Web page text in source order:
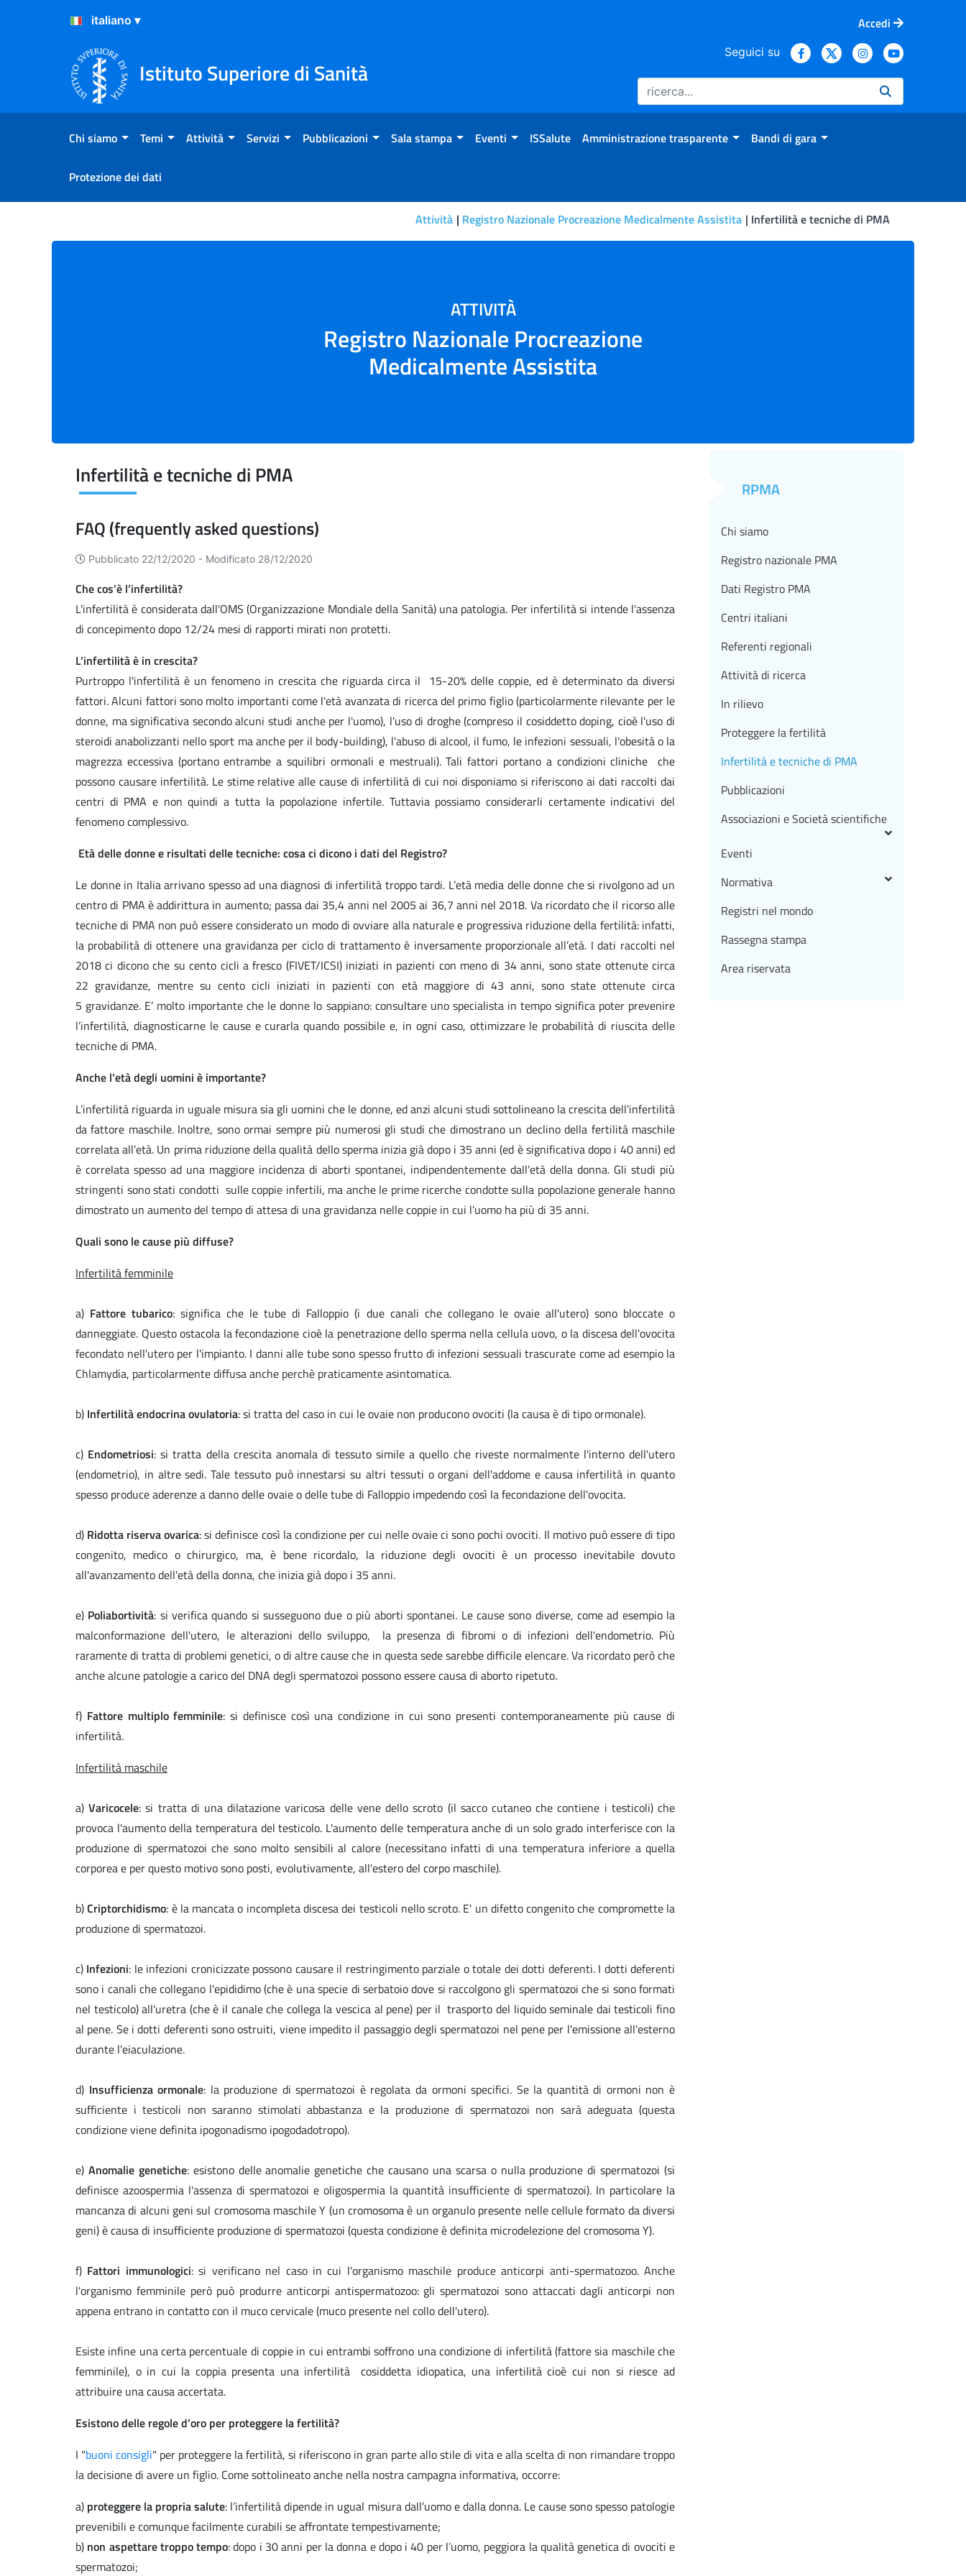
Salta al Contenuto
Salta al Footer
Accedi
Istituto Superiore di Sanità
Seguici su
Chi siamo Temi Attività Servizi Pubblicazioni Sala stampa Eventi ISSalute Amministrazione trasparente Bandi di gara
Protezione dei dati
Attività Registro Nazionale Procreazione Medicalmente Assistita Infertilità e tecniche di PMA
FAQ (frequently asked questions)
ATTIVITÀ
Registro Nazionale Procreazione
Medicalmente Assistita
Infertilità e tecniche di PMA
FAQ (frequently asked questions)
Pubblicato 22/12/2020 - Modificato 28/12/2020
Che cos’è l’infertilità?
L'infertilità è considerata dall'OMS (Organizzazione Mondiale della Sanità) una patologia. Per infertilità si intende l'assenza
di concepimento dopo 12/24 mesi di rapporti mirati non protetti.
L’infertilità è in crescita?
Purtroppo l'infertilità è un fenomeno in crescita che riguarda circa il 15-20% delle coppie, ed è determinato da diversi
fattori. Alcuni fattori sono molto importanti come l'età avanzata di ricerca del primo figlio (particolarmente rilevante per le
donne, ma significativa secondo alcuni studi anche per l'uomo), l'uso di droghe (compreso il cosiddetto doping, cioè l'uso di
steroidi anabolizzanti nello sport ma anche per il body-building), l'abuso di alcool, il fumo, le infezioni sessuali, l'obesità o la
magrezza eccessiva (portano entrambe a squilibri ormonali e mestruali). Tali fattori portano a condizioni cliniche che
possono causare infertilità. Le stime relative alle cause di infertilità di cui noi disponiamo si riferiscono ai dati raccolti dai
centri di PMA e non quindi a tutta la popolazione infertile. Tuttavia possiamo considerarli certamente indicativi del
fenomeno complessivo.
Età delle donne e risultati delle tecniche: cosa ci dicono i dati del Registro?
Le donne in Italia arrivano spesso ad una diagnosi di infertilità troppo tardi. L’età media delle donne che si rivolgono ad un
centro di PMA è addirittura in aumento; passa dai 35,4 anni nel 2005 ai 36,7 anni nel 2018. Va ricordato che il ricorso alle
tecniche di PMA non può essere considerato un modo di ovviare alla naturale e progressiva riduzione della fertilità: infatti,
la probabilità di ottenere una gravidanza per ciclo di trattamento è inversamente proporzionale all’età. I dati raccolti nel
2018 ci dicono che su cento cicli a fresco (FIVET/ICSI) iniziati in pazienti con meno di 34 anni, sono state ottenute circa
22 gravidanze, mentre su cento cicli iniziati in pazienti con età maggiore di 43 anni, sono state ottenute circa
5 gravidanze. E’ molto importante che le donne lo sappiano: consultare uno specialista in tempo significa poter prevenire
l’infertilità, diagnosticarne le cause e curarla quando possibile e, in ogni caso, ottimizzare le probabilità di riuscita delle
tecniche di PMA.
Anche l’età degli uomini è importante?
L’infertilità riguarda in uguale misura sia gli uomini che le donne, ed anzi alcuni studi sottolineano la crescita dell’infertilità
da fattore maschile. Inoltre, sono ormai sempre più numerosi gli studi che dimostrano un declino della fertilità maschile
correlata all’età. Un prima riduzione della qualità dello sperma inizia già dopo i 35 anni (ed è significativa dopo i 40 anni) ed
è correlata spesso ad una maggiore incidenza di aborti spontanei, indipendentemente dall’età della donna. Gli studi più
stringenti sono stati condotti sulle coppie infertili, ma anche le prime ricerche condotte sulla popolazione generale hanno
dimostrato un aumento del tempo di attesa di una gravidanza nelle coppie in cui l’uomo ha più di 35 anni.
Quali sono le cause più diffuse?
Infertilità femminile
a) Fattore tubarico: significa che le tube di Falloppio (i due canali che collegano le ovaie all'utero) sono bloccate o
danneggiate. Questo ostacola la fecondazione cioè la penetrazione dello sperma nella cellula uovo, o la discesa dell'ovocita
fecondato nell'utero per l'impianto. I danni alle tube sono spesso frutto di infezioni sessuali trascurate come ad esempio la
Chlamydia, particolarmente diffusa anche perchè praticamente asintomatica.
b) Infertilità endocrina ovulatoria: si tratta del caso in cui le ovaie non producono ovociti (la causa è di tipo ormonale).
c) Endometriosi: si tratta della crescita anomala di tessuto simile a quello che riveste normalmente l'interno dell'utero
(endometrio), in altre sedi. Tale tessuto può innestarsi su altri tessuti o organi dell'addome e causa infertilità in quanto
spesso produce aderenze a danno delle ovaie o delle tube di Falloppio impedendo così la fecondazione dell'ovocita.
d) Ridotta riserva ovarica: si definisce così la condizione per cui nelle ovaie ci sono pochi ovociti. Il motivo può essere di tipo
congenito, medico o chirurgico, ma, è bene ricordalo, la riduzione degli ovociti è un processo inevitabile dovuto
all'avanzamento dell'età della donna, che inizia già dopo i 35 anni.
e) Poliabortività: si verifica quando si susseguono due o più aborti spontanei. Le cause sono diverse, come ad esempio la
malconformazione dell'utero, le alterazioni dello sviluppo, la presenza di fibromi o di infezioni dell'endometrio. Più
raramente di tratta di problemi genetici, o di altre cause che in questa sede sarebbe difficile elencare. Va ricordato però che
anche alcune patologie a carico del DNA degli spermatozoi possono essere causa di aborto ripetuto.
f) Fattore multiplo femminile: si definisce così una condizione in cui sono presenti contemporaneamente più cause di
infertilità.
Infertilità maschile
a) Varicocele: si tratta di una dilatazione varicosa delle vene dello scroto (il sacco cutaneo che contiene i testicoli) che
provoca l'aumento della temperatura del testicolo. L'aumento delle temperatura anche di un solo grado interferisce con la
produzione di spermatozoi che sono molto sensibili al calore (necessitano infatti di una temperatura inferiore a quella
corporea e per questo motivo sono posti, evolutivamente, all'estero del corpo maschile).
b)Criptorchidismo: è la mancata o incompleta discesa dei testicoli nello scroto. E' un difetto congenito che compromette la
produzione di spermatozoi.
c) Infezioni: le infezioni cronicizzate possono causare il restringimento parziale o totale dei dotti deferenti. I dotti deferenti
sono i canali che collegano l'epididimo (che è una specie di serbatoio dove si raccolgono gli spermatozoi che si sono formati
nel testicolo) all'uretra (che è il canale che collega la vescica al pene) per il trasporto del liquido seminale dai testicoli fino
al pene. Se i dotti deferenti sono ostruiti, viene impedito il passaggio degli spermatozoi nel pene per l'emissione all'esterno
durante l'eiaculazione.
d) Insufficienza ormonale: la produzione di spermatozoi è regolata da ormoni specifici. Se la quantità di ormoni non è
sufficiente i testicoli non saranno stimolati abbastanza e la produzione di spermatozoi non sarà adeguata (questa
condizione viene definita ipogonadismo ipogodadotropo).
e) Anomalie genetiche: esistono delle anomalie genetiche che causano una scarsa o nulla produzione di spermatozoi (si
definisce azoospermia l'assenza di spermatozoi e oligospermia la quantità insufficiente di spermatozoi). In particolare la
mancanza di alcuni geni sul cromosoma maschile Y (un cromosoma è un organulo presente nelle cellule formato da diversi
geni) è causa di insufficiente produzione di spermatozoi (questa condizione è definita microdelezione del cromosoma Y).
f) Fattori immunologici: si verificano nel caso in cui l'organismo maschile produce anticorpi anti-spermatozoo. Anche
l'organismo femminile però può produrre anticorpi antispermatozoo: gli spermatozoi sono attaccati dagli anticorpi non
appena entrano in contatto con il muco cervicale (muco presente nel collo dell'utero).
Esiste infine una certa percentuale di coppie in cui entrambi soffrono una condizione di infertilità (fattore sia maschile che
femminile), o in cui la coppia presenta una infertilità cosiddetta idiopatica, una infertilità cioè cui non si riesce ad
attribuire una causa accertata.
Esistono delle regole d’oro per proteggere la fertilità?
I "buoni consigli" per proteggere la fertilità, si riferiscono in gran parte allo stile di vita e alla scelta di non rimandare troppo
la decisione di avere un figlio. Come sottolineato anche nella nostra campagna informativa, occorre:
a) proteggere la propria salute: l’infertilità dipende in ugual misura dall’uomo e dalla donna. Le cause sono spesso patologie
prevenibili e comunque facilmente curabili se affrontate tempestivamente;
b) non aspettare troppo tempo: dopo i 30 anni per la donna e dopo i 40 per l’uomo, peggiora la qualità genetica di ovociti e
spermatozoi;
RPMA
Chi siamo
Registro nazionale PMA
Dati Registro PMA
Centri italiani
Referenti regionali
Attività di ricerca
In rilievo
Proteggere la fertilità
Infertilità e tecniche di PMA
Pubblicazioni
Associazioni e Società scientifiche
Eventi
Normativa
Registri nel mondo
Rassegna stampa
Area riservata